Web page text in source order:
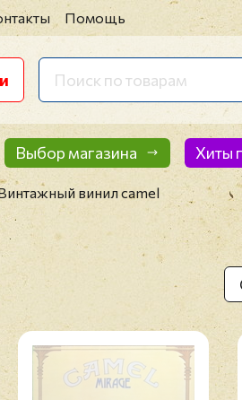
Помощь
Выбор магазина Хиты
винил camel